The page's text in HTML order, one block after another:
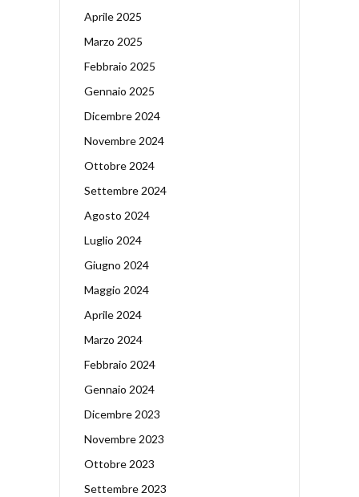
Aprile 2025
Marzo 2025
Febbraio 2025
Gennaio 2025
Dicembre 2024
Novembre 2024
Ottobre 2024
Settembre 2024
Agosto 2024
Luglio 2024
Giugno 2024
Maggio 2024
Aprile 2024
Marzo 2024
Febbraio 2024
Gennaio 2024
Dicembre 2023
Novembre 2023
Ottobre 2023
Settembre 2023